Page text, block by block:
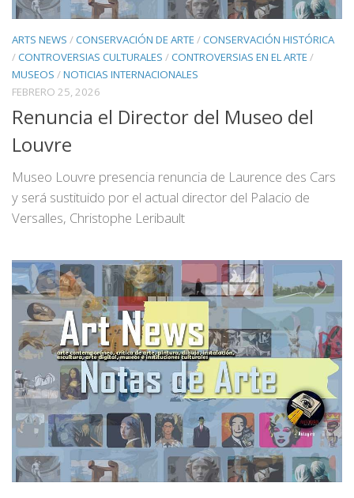
ARTS NEWS /CONSERVACIÓN DE ARTE /CONSERVACIÓN HISTÓRICA
/CONTROVERSIAS CULTURALES /CONTROVERSIAS EN EL ARTE /
MUSEOS /NOTICIAS INTERNACIONALES
FEBRERO 25, 2026
Renuncia el Director del Museo del
Louvre
Museo Louvre presencia renuncia de Laurence des Cars
y será sustituido por el actual director del Palacio de
Versalles, Christophe Leribault